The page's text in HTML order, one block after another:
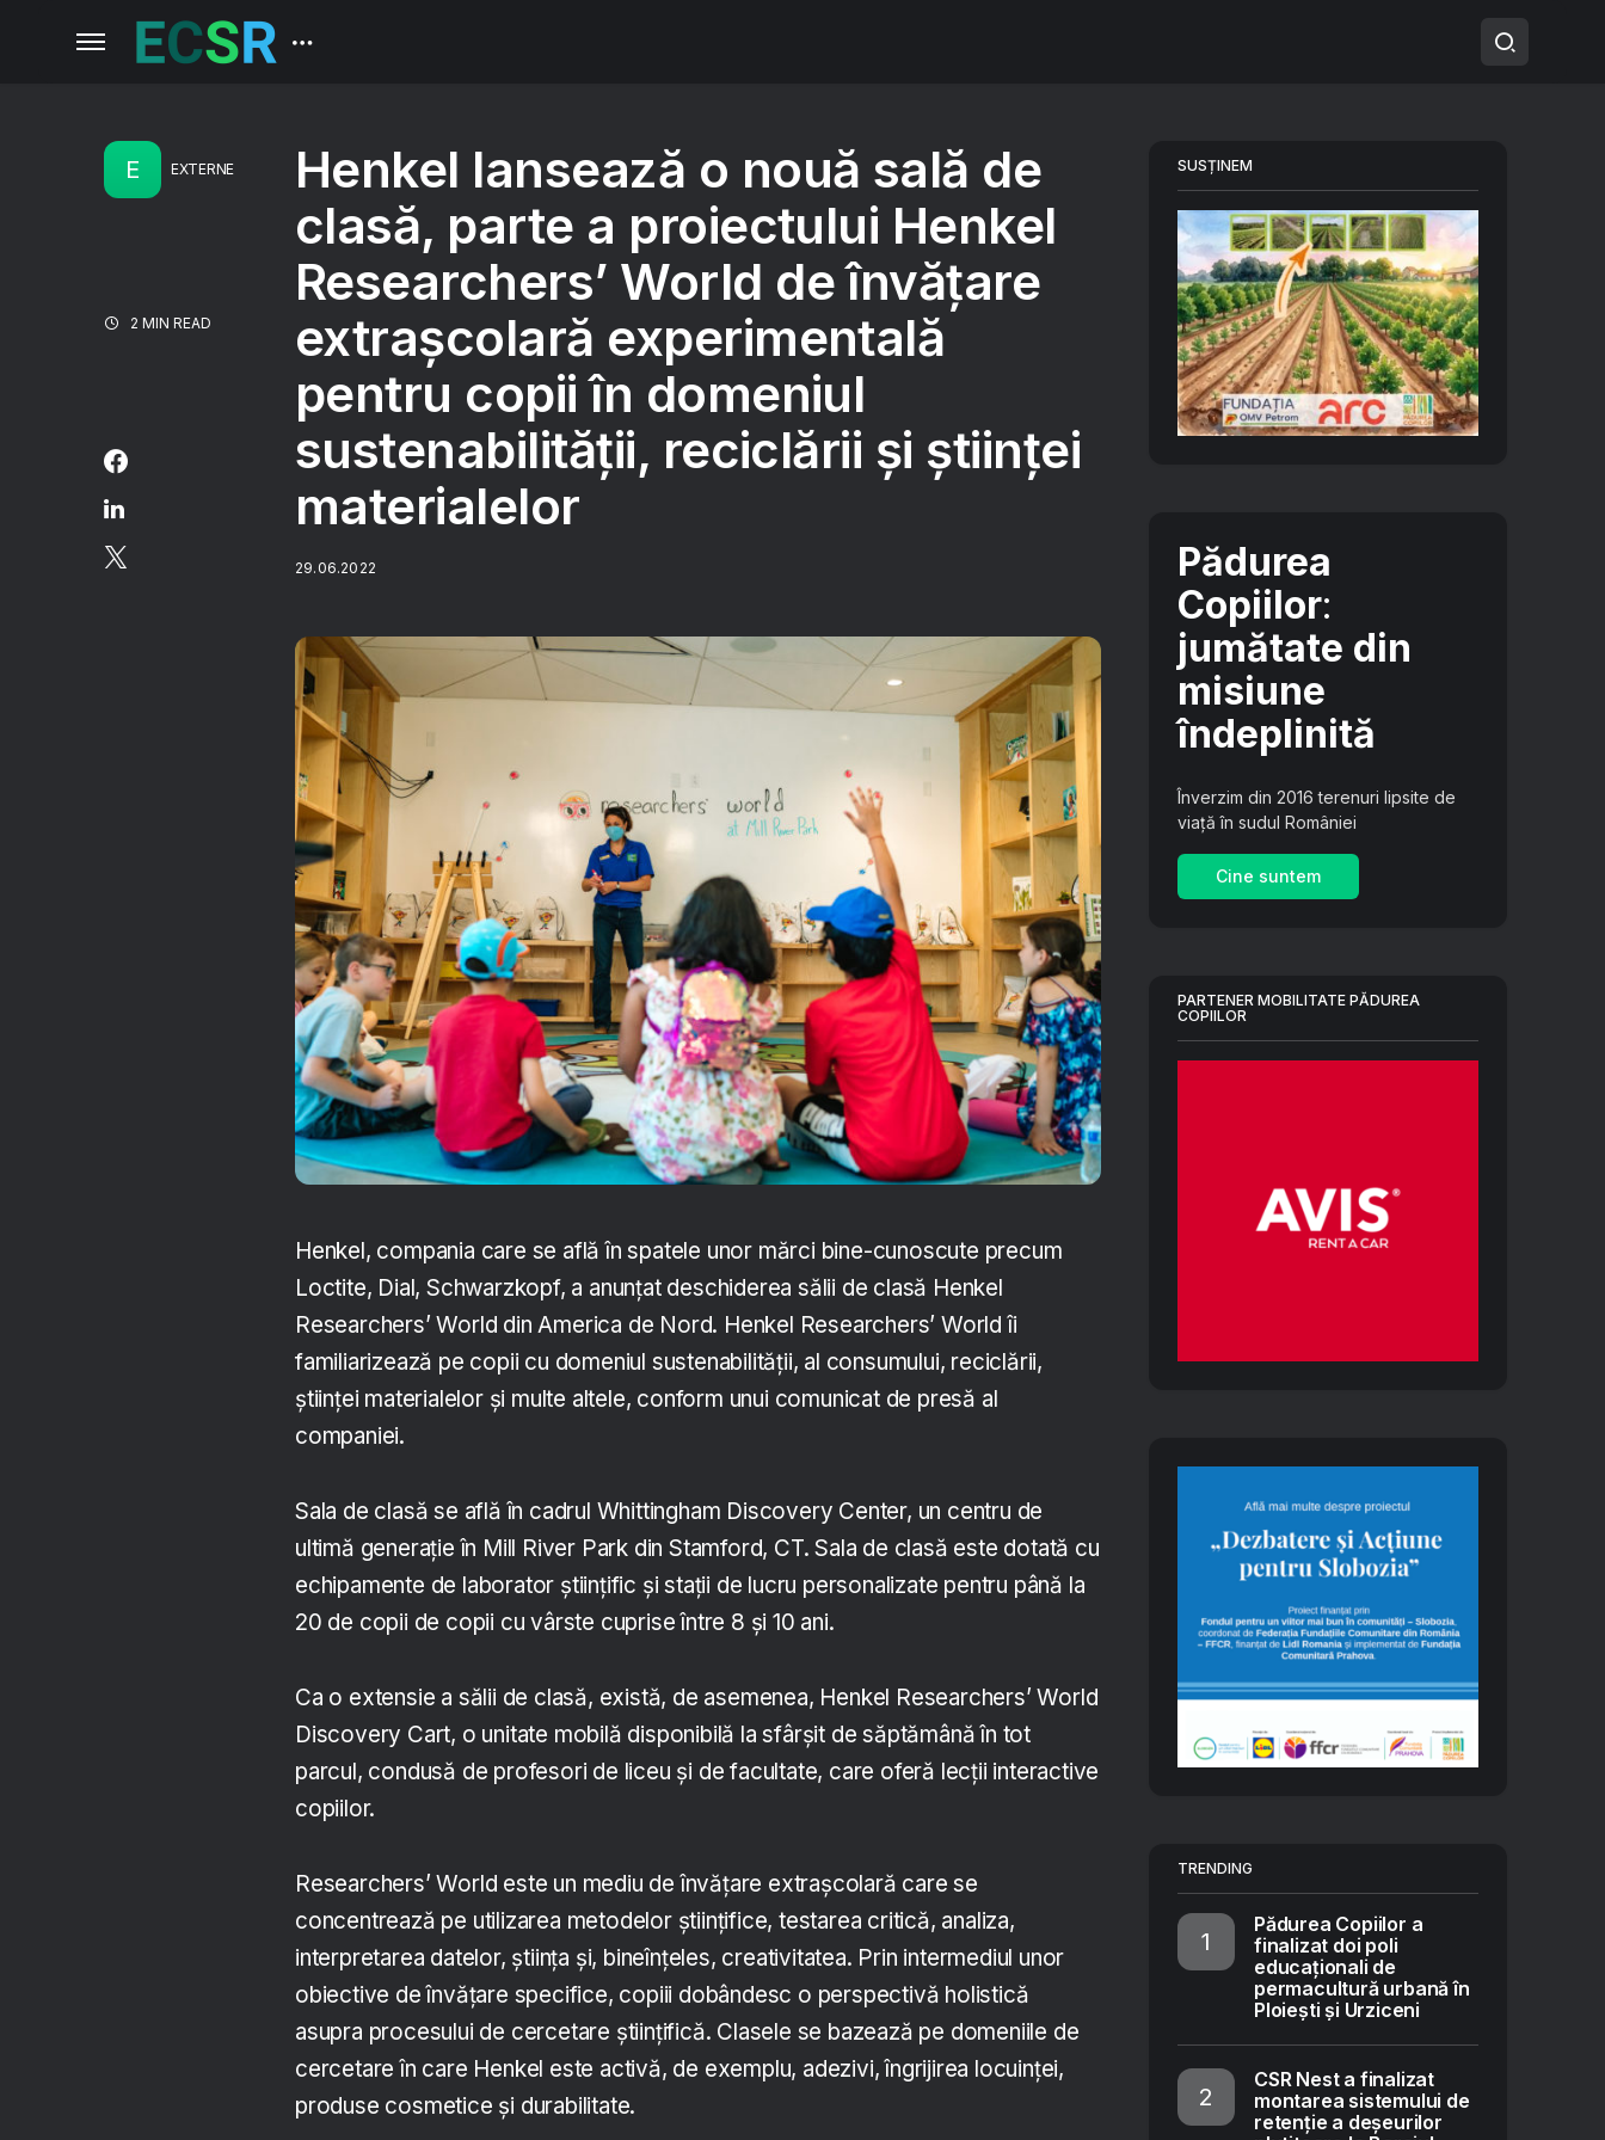
E EXTERNE
2 MIN READ
Henkel lansează o nouă sală de
clasă, parte a proiectului Henkel
Researchers’ World de învățare
extrașcolară experimentală
pentru copii în domeniul
sustenabilității, reciclării și științei
materialelor
29.06.2022
Henkel, compania care se află în spatele unor mărci bine-cunoscute precum
Loctite, Dial, Schwarzkopf, a anunțat deschiderea sălii de clasă Henkel
Researchers’ World din America de Nord. Henkel Researchers’ World îi
familiarizează pe copii cu domeniul sustenabilității, al consumului, reciclării,
științei materialelor și multe altele, conform unui comunicat de presă al
companiei.
Sala de clasă se află în cadrul Whittingham Discovery Center, un centru de
ultimă generație în Mill River Park din Stamford, CT. Sala de clasă este dotată cu
echipamente de laborator științific și stații de lucru personalizate pentru până la
20 de copii de copii cu vârste cuprise între 8 și 10 ani.
Ca o extensie a sălii de clasă, există, de asemenea, Henkel Researchers’ World
Discovery Cart, o unitate mobilă disponibilă la sfârșit de săptămână în tot
parcul, condusă de profesori de liceu și de facultate, care oferă lecții interactive
copiilor.
Researchers’ World este un mediu de învățare extrașcolară care se
concentrează pe utilizarea metodelor științifice, testarea critică, analiza,
interpretarea datelor, știința și, bineînțeles, creativitatea. Prin intermediul unor
obiective de învățare specifice, copiii dobândesc o perspectivă holistică
asupra procesului de cercetare științifică. Clasele se bazează pe domeniile de
cercetare în care Henkel este activă, de exemplu, adezivi, îngrijirea locuinței,
produse cosmetice și durabilitate.
SUSȚINEM
Pădurea
Copiilor:
jumătate din
misiune
îndeplinită
Înverzim din 2016 terenuri lipsite de
viață în sudul României
Cine suntem
PARTENER MOBILITATE PĂDUREA
COPIILOR
TRENDING
Pădurea Copiilor a
finalizat doi poli
educaționali de
permacultură urbană în
Ploiești și Urziceni
CSR Nest a finalizat
montarea sistemului de
retenție a deșeurilor